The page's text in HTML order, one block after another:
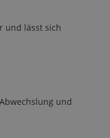
und lässt sich
und